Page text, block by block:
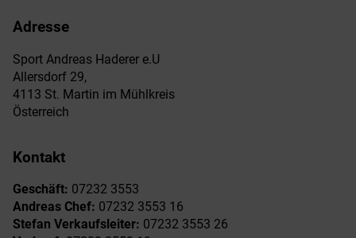
Adresse
Sport Andreas Haderer e.U
Allersdorf 29,
4113 St. Martin im Mühlkreis
Österreich
Kontakt
Geschäft: 07232 3553
Andreas Chef: 07232 3553 16
Stefan Verkaufsleiter: 07232 3553 26